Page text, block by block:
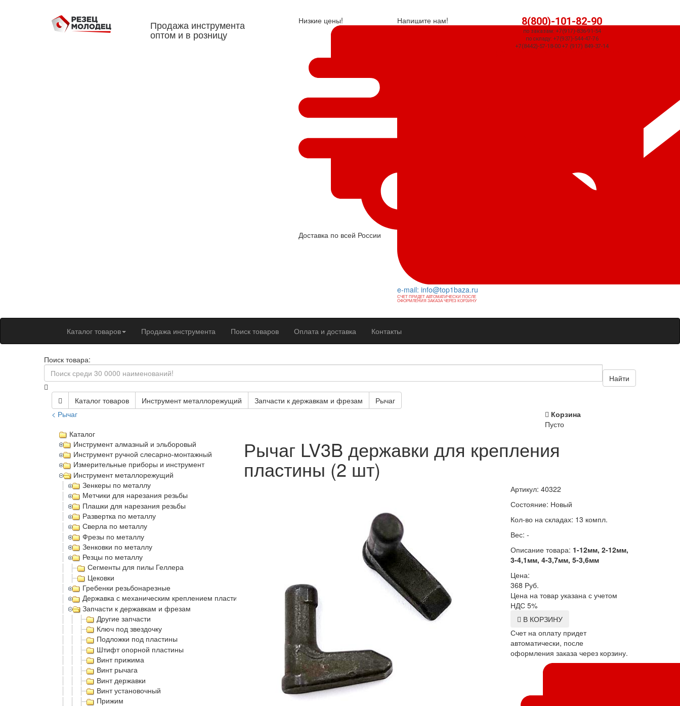
Продажа инструмента
оптом и в розницу
Низкие цены!
Доставка по всей России
Напишите нам!
e-mail: info@top1baza.ru
СЧЕТ ПРИДЕТ АВТОМАТИЧЕСКИ ПОСЛЕ
ОФОРМЛЕНИЯ ЗАКАЗА ЧЕРЕЗ КОРЗИНУ
8(800)-101-82-90
по заказам: +7(917)-836-91-54
по складу: +7(937)-544-47-76
+7(8442)-57-18-00 +7 (917) 849-37-14
Каталог товаров Продажа инструмента Поиск товаров Оплата и доставка Контакты
Поиск товара:
Найти
Каталог товаров Инструмент металлорежущий Запчасти к державкам и фрезам
Рычаг
< Рычаг
Корзина
Пусто
Каталог
Инструмент алмазный и эльборовый
Инструмент ручной слесарно-монтажный
Измерительные приборы и инструмент
Инструмент металлорежущий
Зенкеры по металлу
Метчики для нарезания резьбы
Плашки для нарезания резьбы
Развертка по металлу
Сверла по металлу
Фрезы по металлу
Зенковки по металлу
Резцы по металлу
Сегменты для пилы Геллера
Цековки
Гребенки резьбонарезные
Державка с механическим креплением пластин
Запчасти к державкам и фрезам
Другие запчасти
Ключ под звездочку
Подложки под пластины
Штифт опорной пластины
Винт прижима
Винт рычага
Винт державки
Винт установочный
Прижим
Рычаг LV3B державки для крепления
пластины (2 шт)
Артикул: 40322
Состояние: Новый
Кол-во на складах: 13 компл.
Вес: -
Описание товара: 1-12мм, 2-12мм,
3-4,1мм, 4-3,7мм, 5-3,6мм
Цена:
368 Руб.
Цена на товар указана с учетом
НДС 5%
В КОРЗИНУ
Счет на оплату придет
автоматически, после
оформления заказа через корзину.